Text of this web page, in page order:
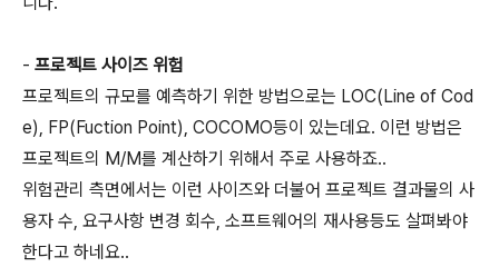
- 프로젝트 사이즈 위험
프로젝트의 규모를 예측하기 위한 방법으로는 LOC(Line of Cod
e), FP(Fuction Point), COCOMO등이 있는데요. 이런 방법은
프로젝트의 M/M를 계산하기 위해서 주로 사용하죠..
위험관리 측면에서는 이런 사이즈와 더불어 프로젝트 결과물의 사
용자 수, 요구사항 변경 회수, 소프트웨어의 재사용등도 살펴봐야
한다고 하네요..